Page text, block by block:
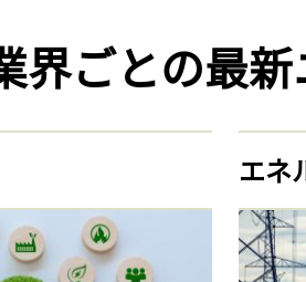
界ごとの最
エネ